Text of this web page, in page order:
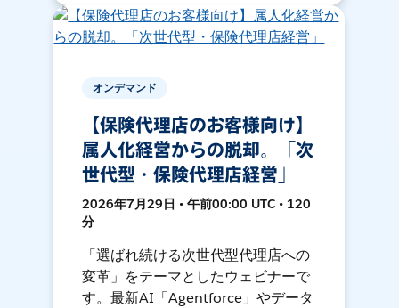
オンデマンド
【保険代理店のお客様向け】
属人化経営からの脱却。「次
世代型・保険代理店経営」
2026年7月29日 • 午前00:00 UTC • 120
分
「選ばれ続ける次世代型代理店への
変革」をテーマとしたウェビナーで
す。最新AI「Agentforce」やデータ